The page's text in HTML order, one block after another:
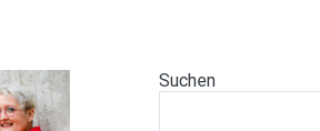
Suchen